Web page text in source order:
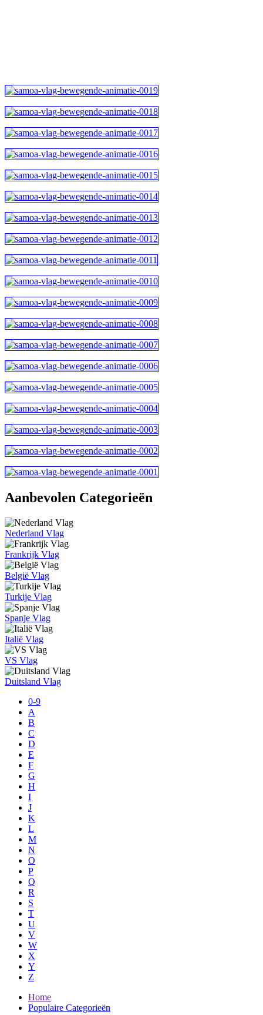
Aanbevolen Categorieën
Nederland Vlag
Frankrijk Vlag
België Vlag
Turkije Vlag
Spanje Vlag
Italië Vlag
VS Vlag
Duitsland Vlag
0-9
A
B
C
D
E
F
G
H
I
J
K
L
M
N
O
P
Q
R
S
T
U
V
W
X
Y
Z
Home
Populaire Categorieën